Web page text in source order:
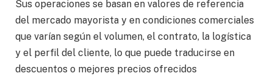
Sus operaciones se basan en valores de referencia
del mercado mayorista y en condiciones comerciales
que varían según el volumen, el contrato, la logística
y el perfil del cliente, lo que puede traducirse en
descuentos o mejores precios ofrecidos